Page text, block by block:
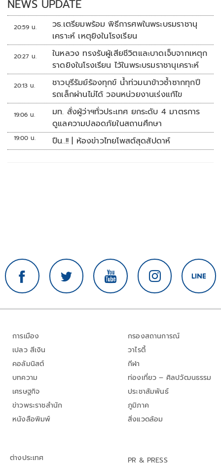
NEWS UPDATE
20:59 น.
วธ.เตรียมพร้อม พิธีการศพในพระบรมราชานุ
เคราะห์ เหตุยิงในโรงเรียน
20:27 น.
ในหลวง ทรงรับผู้เสียชีวิตและบาดเจ็บจากเหตุก
ราดยิงในโรงเรียน ไว้ในพระบรมราชานุเคราะห์
20:13 น.
ชาวบุรีรัมย์ร้องทุกข์ น้ำท่วมนาข้าวซ้ำซากทุกปี
รถเล็กผ่านไม่ได้ วอนหน่วยงานเร่งแก้ไข
19:06 น.
มท. สั่งผู้ว่าฯทั่วประเทศ ยกระดับ 4 มาตรการ
ดูแลความปลอดภัยในสถานศึกษา
19:00 น. ปืน..!! | ห้องข่าวไทยโพสต์สุดสัปดาห์
การเมือง
เปลว สีเงิน
คอลัมนิสต์
บทความ
เศรษฐกิจ
ข่าวพระราชสำนัก
หนังสือพิมพ์
กรองสถานการณ์
วาไรตี้
กีฬา
ท่องเที่ยว – ศิลปวัฒนธรรม
ประชาสัมพันธ์
ภูมิภาค
สิ่งแวดล้อม
ต่างประเทศ PR & PRESS